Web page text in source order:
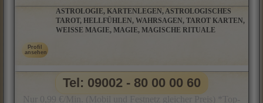
ASTROLOGIE, KARTENLEGEN, ASTROLOGISCHES
TAROT, HELLFÜHLEN, WAHRSAGEN, TAROT KARTEN,
WEISSE MAGIE, MAGIE, MAGISCHE RITUALE
Tel: 09002 - 80 00 00 60